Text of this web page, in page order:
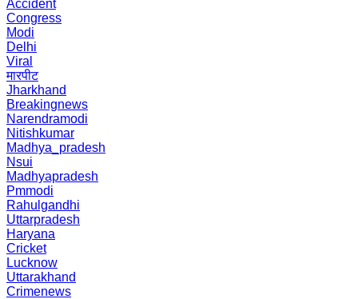
Accident
Congress
Modi
Delhi
Viral
मारपीट
Jharkhand
Breakingnews
Narendramodi
Nitishkumar
Madhya_pradesh
Nsui
Madhyapradesh
Pmmodi
Rahulgandhi
Uttarpradesh
Haryana
Cricket
Lucknow
Uttarakhand
Crimenews